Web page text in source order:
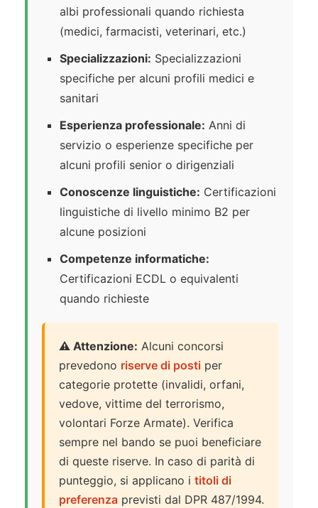
albi professionali quando richiesta
(medici, farmacisti, veterinari, etc.)
Specializzazioni: Specializzazioni
specifiche per alcuni profili medici e
sanitari
Esperienza professionale: Anni di
servizio o esperienze specifiche per
alcuni profili senior o dirigenziali
Conoscenze linguistiche: Certificazioni
linguistiche di livello minimo B2 per
alcune posizioni
Competenze informatiche:
Certificazioni ECDL o equivalenti
quando richieste
⚠️ Attenzione: Alcuni concorsi
prevedono riserve di posti per
categorie protette (invalidi, orfani,
vedove, vittime del terrorismo,
volontari Forze Armate). Verifica
sempre nel bando se puoi beneficiare
di queste riserve. In caso di parità di
punteggio, si applicano i titoli di
preferenza previsti dal DPR 487/1994.